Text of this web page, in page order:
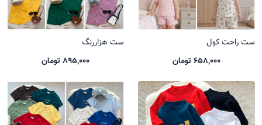
ست راحت کول
658,000 تومان
ست هزاررنگ
895,000 تومان